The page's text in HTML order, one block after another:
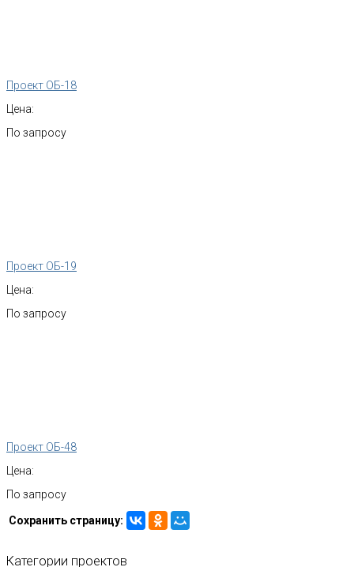
Проект ОБ-18
Цена:
По запросу
Проект ОБ-19
Цена:
По запросу
Проект ОБ-48
Цена:
По запросу
Сохранить страницу:
Категории проектов